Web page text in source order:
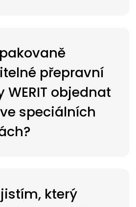
přepravní
WERIT objednat
speciálních
který